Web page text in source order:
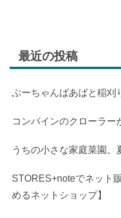
最近の投稿
ぶーちゃんばあばと稲刈
コンバインのクローラー
うちの小さな家庭菜園。
STORES+noteでネット
めるネットショップ】